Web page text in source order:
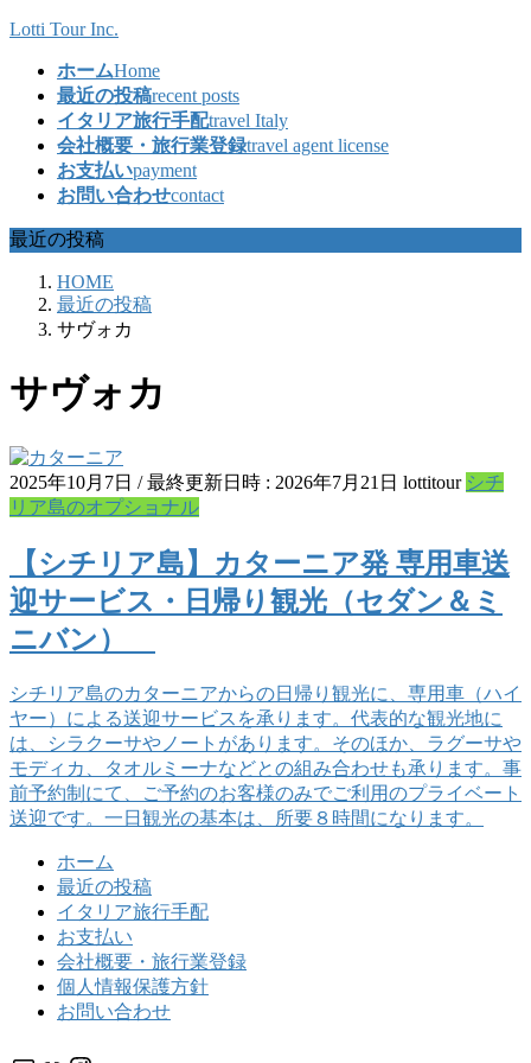
コ
ッ
プ
ナ
移
動
Lotti Tour Inc.
ホームHome
最近の投稿recent posts
イタリア旅行手配travel Italy
会社概要・旅行業登録travel agent license
お支払いpayment
お問い合わせcontact
最近の投稿
HOME
最近の投稿
サヴォカ
サヴォカ
2025年10月7日 / 最終更新日時 : 2026年7月21日 lottitour シチ
リア島のオプショナル
【シチリア島】カターニア発 専用車送
迎サービス・日帰り観光（セダン＆ミ
ニバン）
シチリア島のカターニアからの日帰り観光に、専用車（ハイ
ヤー）による送迎サービスを承ります。代表的な観光地に
は、シラクーサやノートがあります。そのほか、ラグーサや
モディカ、タオルミーナなどとの組み合わせも承ります。事
前予約制にて、ご予約のお客様のみでご利用のプライベート
送迎です。一日観光の基本は、所要８時間になります。
ホーム
最近の投稿
イタリア旅行手配
お支払い
会社概要・旅行業登録
個人情報保護方針
お問い合わせ